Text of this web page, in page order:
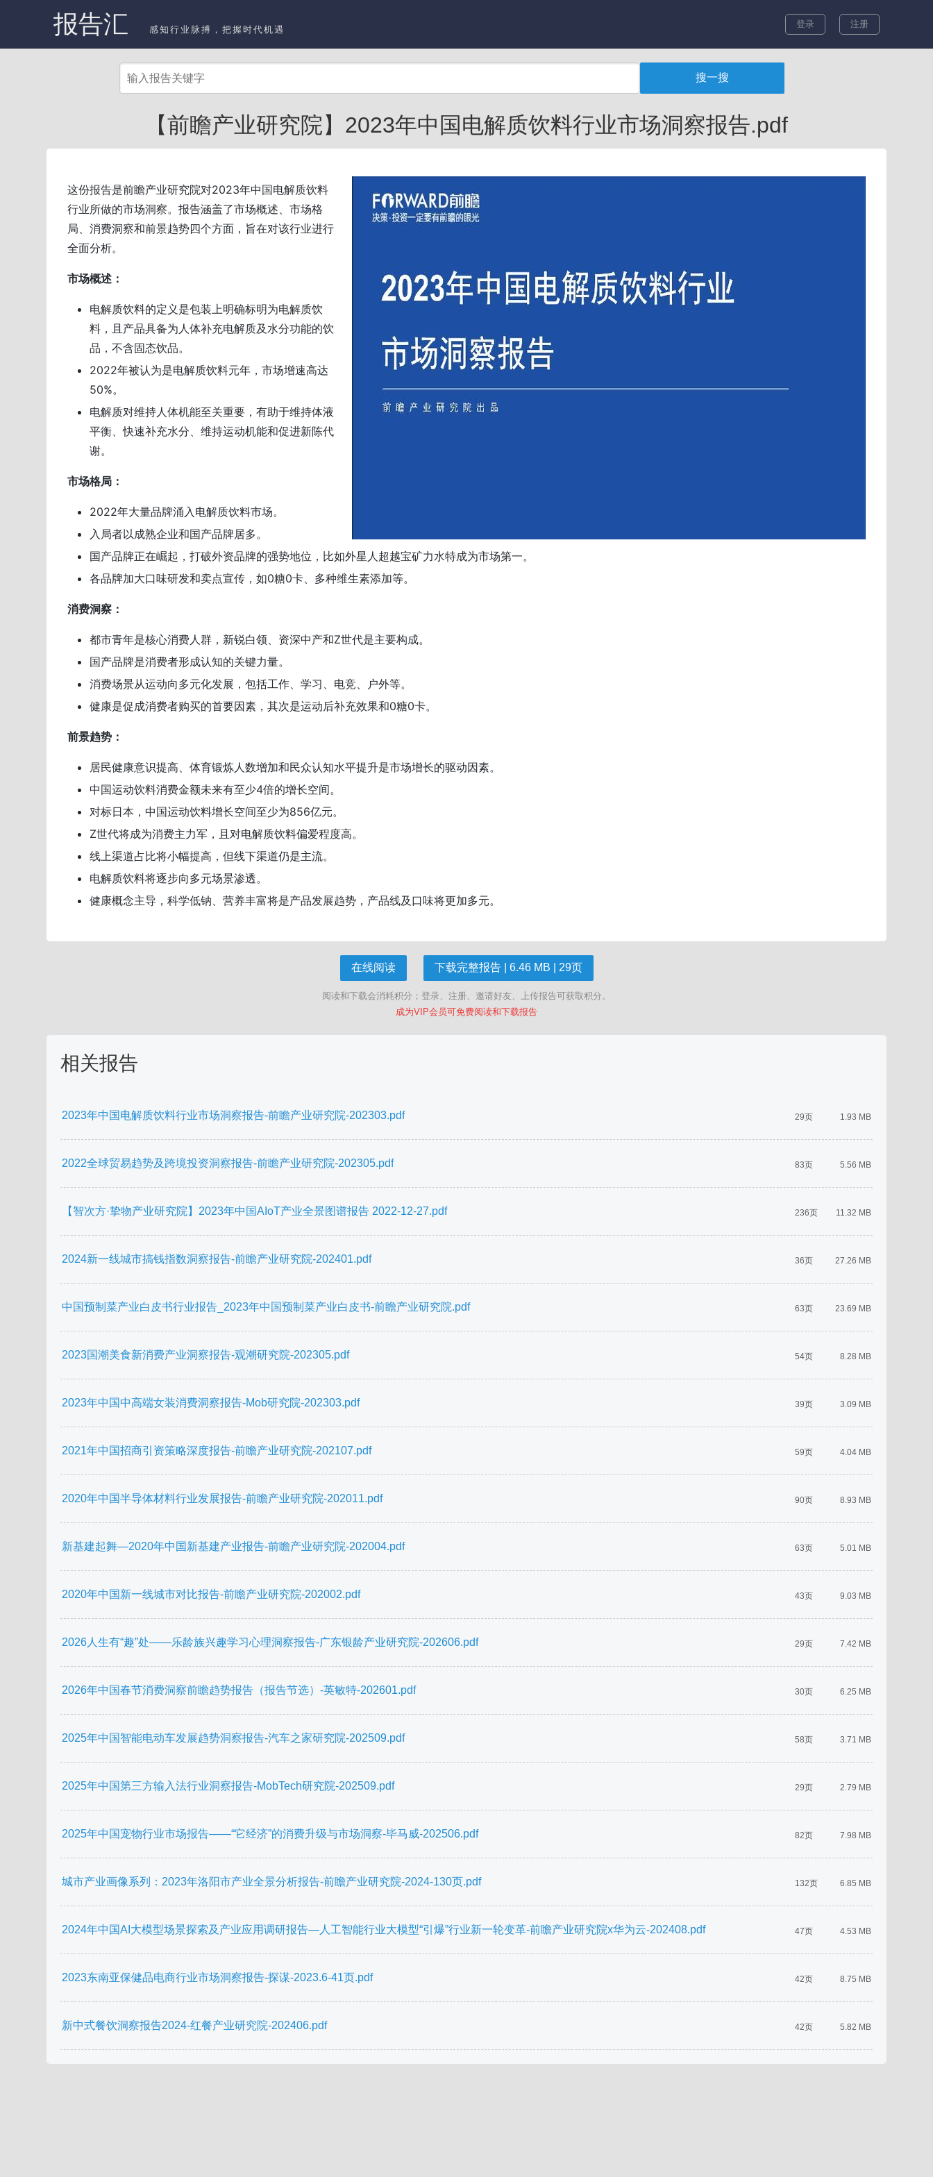
报告汇 感知行业脉搏，把握时代机遇
登录 注册
【前瞻产业研究院】2023年中国电解质饮料行业市场洞察报告.pdf
这份报告是前瞻产业研究院对2023年中国电解质饮料
行业所做的市场洞察。报告涵盖了市场概述、市场格
局、消费洞察和前景趋势四个方面，旨在对该行业进行
全面分析。
市场概述：
电解质饮料的定义是包装上明确标明为电解质饮
料，且产品具备为人体补充电解质及水分功能的饮
品，不含固态饮品。
2022年被认为是电解质饮料元年，市场增速高达
50%。
电解质对维持人体机能至关重要，有助于维持体液
平衡、快速补充水分、维持运动机能和促进新陈代
谢。
市场格局：
2022年大量品牌涌入电解质饮料市场。
入局者以成熟企业和国产品牌居多。
国产品牌正在崛起，打破外资品牌的强势地位，比如外星人超越宝矿力水特成为市场第一。
各品牌加大口味研发和卖点宣传，如0糖0卡、多种维生素添加等。
消费洞察：
都市青年是核心消费人群，新锐白领、资深中产和Z世代是主要构成。
国产品牌是消费者形成认知的关键力量。
消费场景从运动向多元化发展，包括工作、学习、电竞、户外等。
健康是促成消费者购买的首要因素，其次是运动后补充效果和0糖0卡。
前景趋势：
居民健康意识提高、体育锻炼人数增加和民众认知水平提升是市场增长的驱动因素。
中国运动饮料消费金额未来有至少4倍的增长空间。
对标日本，中国运动饮料增长空间至少为856亿元。
Z世代将成为消费主力军，且对电解质饮料偏爱程度高。
线上渠道占比将小幅提高，但线下渠道仍是主流。
电解质饮料将逐步向多元场景渗透。
健康概念主导，科学低钠、营养丰富将是产品发展趋势，产品线及口味将更加多元。
在线阅读 下载完整报告 | 6.46 MB | 29页
阅读和下载会消耗积分；登录、注册、邀请好友、上传报告可获取积分。
成为VIP会员可免费阅读和下载报告
相关报告
1.93 MB
29页
2023年中国电解质饮料行业市场洞察报告-前瞻产业研究院-202303.pdf
5.56 MB
83页
2022全球贸易趋势及跨境投资洞察报告-前瞻产业研究院-202305.pdf
11.32 MB
236页
【智次方·挚物产业研究院】2023年中国AIoT产业全景图谱报告 2022-12-27.pdf
27.26 MB
36页
2024新一线城市搞钱指数洞察报告-前瞻产业研究院-202401.pdf
23.69 MB
63页
中国预制菜产业白皮书行业报告_2023年中国预制菜产业白皮书-前瞻产业研究院.pdf
8.28 MB
54页
2023国潮美食新消费产业洞察报告-观潮研究院-202305.pdf
3.09 MB
39页
2023年中国中高端女装消费洞察报告-Mob研究院-202303.pdf
4.04 MB
59页
2021年中国招商引资策略深度报告-前瞻产业研究院-202107.pdf
8.93 MB
90页
2020年中国半导体材料行业发展报告-前瞻产业研究院-202011.pdf
5.01 MB
63页
新基建起舞—2020年中国新基建产业报告-前瞻产业研究院-202004.pdf
9.03 MB
43页
2020年中国新一线城市对比报告-前瞻产业研究院-202002.pdf
7.42 MB
29页
2026人生有“趣”处——乐龄族兴趣学习心理洞察报告-广东银龄产业研究院-202606.pdf
6.25 MB
30页
2026年中国春节消费洞察前瞻趋势报告（报告节选）-英敏特-202601.pdf
3.71 MB
58页
2025年中国智能电动车发展趋势洞察报告-汽车之家研究院-202509.pdf
2.79 MB
29页
2025年中国第三方输入法行业洞察报告-MobTech研究院-202509.pdf
7.98 MB
82页
2025年中国宠物行业市场报告——“它经济”的消费升级与市场洞察-毕马威-202506.pdf
6.85 MB
132页
城市产业画像系列：2023年洛阳市产业全景分析报告-前瞻产业研究院-2024-130页.pdf
4.53 MB
47页
2024年中国AI大模型场景探索及产业应用调研报告—人工智能行业大模型“引爆”行业新一轮变革-前瞻产业研究院x华为云-202408.pdf
8.75 MB
42页
2023东南亚保健品电商行业市场洞察报告-探谋-2023.6-41页.pdf
5.82 MB
42页
新中式餐饮洞察报告2024-红餐产业研究院-202406.pdf